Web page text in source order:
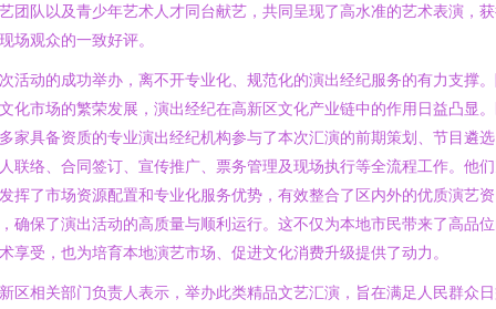
团队以及青少年艺术人才同台献艺，共同呈现了高水准的艺术表演，
场观众的一致好评。
活动的成功举办，离不开专业化、规范化的演出经纪服务的有力支撑
化市场的繁荣发展，演出经纪在高新区文化产业链中的作用日益凸显
家具备资质的专业演出经纪机构参与了本次汇演的前期策划、节目遴
联络、合同签订、宣传推广、票务管理及现场执行等全流程工作。他
挥了市场资源配置和专业化服务优势，有效整合了区内外的优质演艺资
确保了演出活动的高质量与顺利运行。这不仅为本地市民带来了高品
享受，也为培育本地演艺市场、促进文化消费升级提供了动力。
区相关部门负责人表示，举办此类精品文艺汇演，旨在满足人民群众